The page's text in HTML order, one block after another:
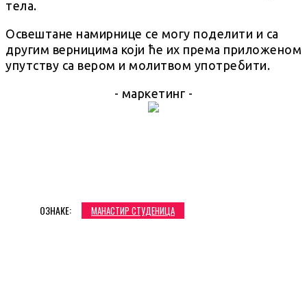
тела.
Освештане намирнице се могу поделити и са
другим верницима који ће их према приложеном
упутству са вером и молитвом употребити.
- маркетинг -
ОЗНАКЕ: МАНАСТИР СТУДЕНИЦА